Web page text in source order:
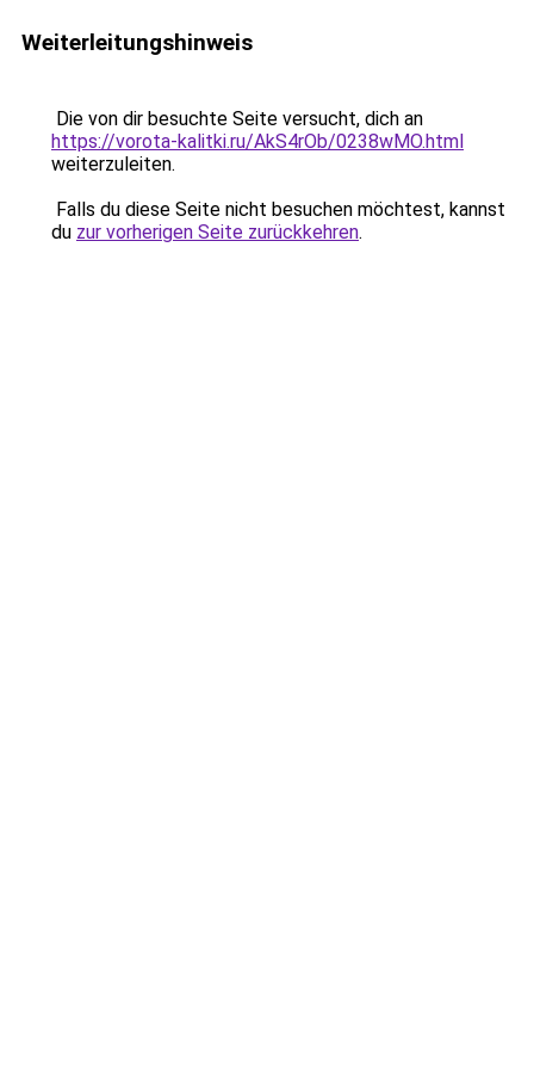
Weiterleitungshinweis
Die von dir besuchte Seite versucht, dich an
https://vorota-kalitki.ru/AkS4rOb/0238wMO.html
weiterzuleiten.
Falls du diese Seite nicht besuchen möchtest, kannst
du zur vorherigen Seite zurückkehren.